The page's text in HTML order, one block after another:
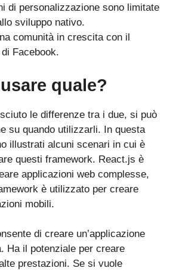
di personalizzazione sono limitate
sviluppo nativo.
comunità in crescita con il
Facebook.
quale?
le differenze tra i due, si può
su quando utilizzarli. In questa
illustrati alcuni scenari in cui è
questi framework. React.js è
applicazioni web complesse,
è utilizzato per creare
mobili.
di creare un’applicazione
Ha il potenziale per creare
prestazioni. Se si vuole